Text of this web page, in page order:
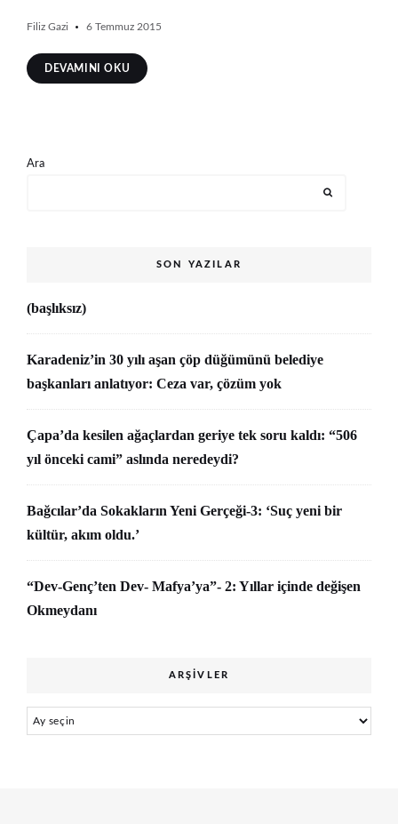
Filiz Gazi 6 Temmuz 2015
DEVAMINI OKU
Ara
SON YAZILAR
(başlıksız)
Karadeniz’in 30 yılı aşan çöp düğümünü belediye
başkanları anlatıyor: Ceza var, çözüm yok
Çapa’da kesilen ağaçlardan geriye tek soru kaldı: “506
yıl önceki cami” aslında neredeydi?
Bağcılar’da Sokakların Yeni Gerçeği-3: ‘Suç yeni bir
kültür, akım oldu.’
“Dev-Genç’ten Dev- Mafya’ya”- 2: Yıllar içinde değişen
Okmeydanı
ARŞIVLER
Arşivler